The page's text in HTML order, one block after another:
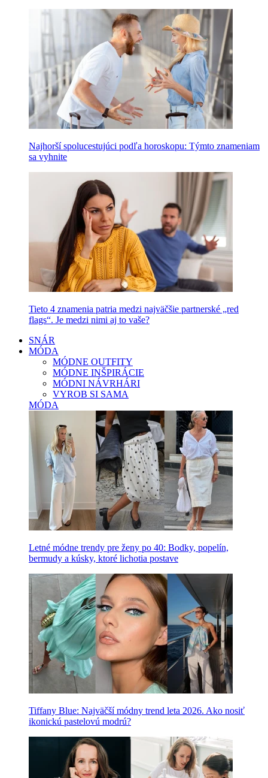
Najhorší spolucestujúci podľa horoskopu: Týmto znameniam
sa vyhnite
Tieto 4 znamenia patria medzi najväčšie partnerské „red
flags“. Je medzi nimi aj to vaše?
SNÁR
MÓDA
MÓDNE OUTFITY
MÓDNE INŠPIRÁCIE
MÓDNI NÁVRHÁRI
VYROB SI SAMA
MÓDA
Letné módne trendy pre ženy po 40: Bodky, popelín,
bermudy a kúsky, ktoré lichotia postave
Tiffany Blue: Najväčší módny trend leta 2026. Ako nosiť
ikonickú pastelovú modrú?